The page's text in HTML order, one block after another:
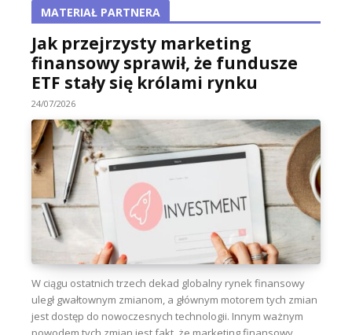
MATERIAŁ PARTNERA
Jak przejrzysty marketing
finansowy sprawił, że fundusze
ETF stały się królami rynku
24/07/2026
W ciągu ostatnich trzech dekad globalny rynek finansowy
uległ gwałtownym zmianom, a głównym motorem tych zmian
jest dostęp do nowoczesnych technologii. Innym ważnym